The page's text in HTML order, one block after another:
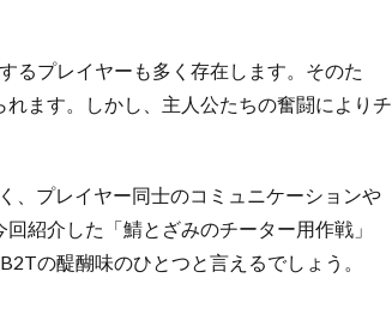
るプレイヤーも多く存在します。そのた
ます。しかし、主人公たちの奮闘によりチ
、プレイヤー同士のコミュニケーションや
紹介した「鯖とざみのチーター用作戦」
の醍醐味のひとつと言えるでしょう。